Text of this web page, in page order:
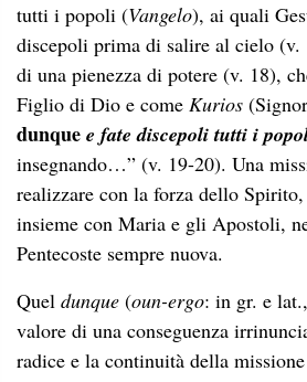
tutti i popoli (Vangelo), ai quali
discepoli prima di salire al cielo
di una pienezza di potere (v. 18),
Figlio di Dio e come Kurios
dunque e fate discepoli tutti i
insegnando…” (v. 19-20). Una
realizzare con la forza dello
insieme con Maria e gli Apostoli,
Pentecoste sempre nuova.
Quel dunque (oun-ergo: in gr. e
valore di una conseguenza
radice e la continuità della